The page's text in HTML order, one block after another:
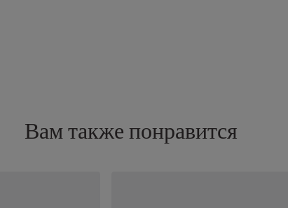
Вам также понравится